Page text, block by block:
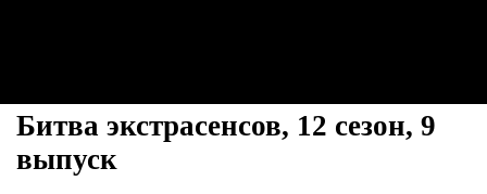
Битва экстрасенсов, 12 сезон, 9
выпуск